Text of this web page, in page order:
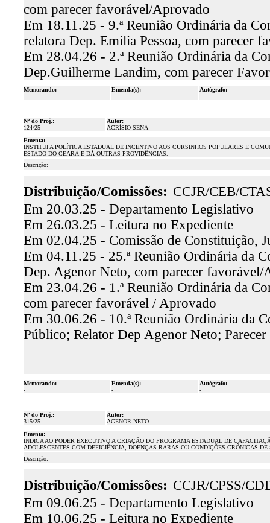
com parecer favorável/Aprovado
Em 18.11.25 - 9.ª Reunião Ordinária da
relatora Dep. Emília Pessoa, com parecer
Em 28.04.26 - 2.ª Reunião Ordinária da
Dep.Guilherme Landim, com parecer
Memorando:
-
Emenda(s):
-
Autógrafo:
-
Nº do Proj.:
124/25
Autor:
ACRÍSIO SENA
Ementa:
INSTITUI A POLÍTICA ESTADUAL DE INCENTIVO AOS CURSINHOS POPULARES E
ESTADO DO CEARÁ E DÁ OUTRAS PROVIDÊNCIAS.
Descrição:
Distribuição/Comissões: CCJR/CEB/
Em 20.03.25 - Departamento Legislativo
Em 26.03.25 - Leitura no Expediente
Em 02.04.25 - Comissão de Constituição,
Em 04.11.25 - 25.ª Reunião Ordinária da
Dep. Agenor Neto, com parecer favorável/
Em 23.04.26 - 1.ª Reunião Ordinária da
com parecer favorável / Aprovado
Em 30.06.26 - 10.ª Reunião Ordinária da
Público; Relator Dep Agenor Neto;
Memorando:
-
Emenda(s):
-
Autógrafo:
-
Nº do Proj.:
315/25
Autor:
AGENOR NETO
Ementa:
INDICA AO PODER EXECUTIVO A CRIAÇÃO DO PROGRAMA ESTADUAL DE
ADOLESCENTES COM DEFICIÊNCIA, DOENÇAS RARAS OU CONDIÇÕES CRÔNICAS DE
Descrição:
Distribuição/Comissões: CCJR/CPSS/
Em 09.06.25 - Departamento Legislativo
Em 10.06.25 - Leitura no Expediente